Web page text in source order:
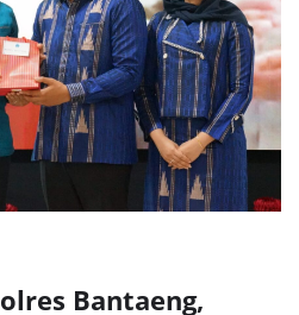
Bantaeng,